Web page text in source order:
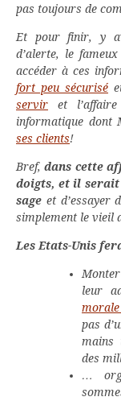
pas toujours de
Et pour finir, y
d’alerte, le
accéder à ces
fort peu sécurisé
servir et
informatique dont
ses clients!
Bref,dans cette
doigts, et il
sage et d’essayer
simplement le vieil
Les Etats-Unis
leur
pas
mains
des
…